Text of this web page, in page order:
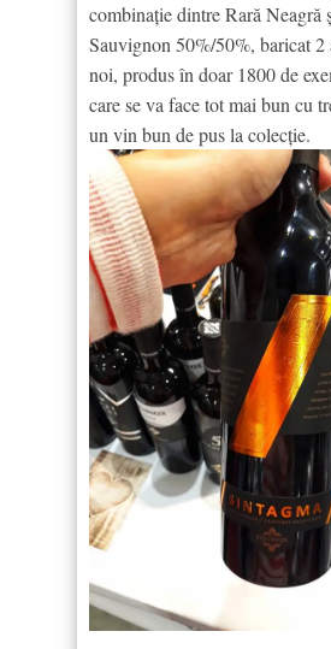
combinație dintre Rară Neagră
Sauvignon 50%/50%, baricat
noi, produs în doar 1800 de
care se va face tot mai bun cu
un vin bun de pus la colecție.